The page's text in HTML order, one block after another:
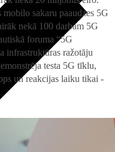
mobilo sakaru paaudzes 5G
nekā 100 darbam 5G
foruma “5G
infrastruktūras ražotāju
testa 5G tīklu,
un reakcijas laiku tikai -